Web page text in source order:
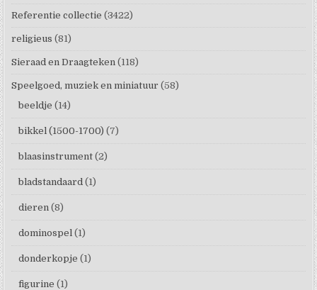
Referentie collectie (3422)
religieus (81)
Sieraad en Draagteken (118)
Speelgoed, muziek en miniatuur (58)
beeldje (14)
bikkel (1500-1700) (7)
blaasinstrument (2)
bladstandaard (1)
dieren (8)
dominospel (1)
donderkopje (1)
figurine (1)